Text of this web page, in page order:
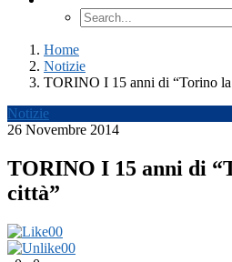
Home
Notizie
TORINO I 15 anni di “Torino la
Notizie
26 Novembre 2014
TORINO I 15 anni di
città”
00
00